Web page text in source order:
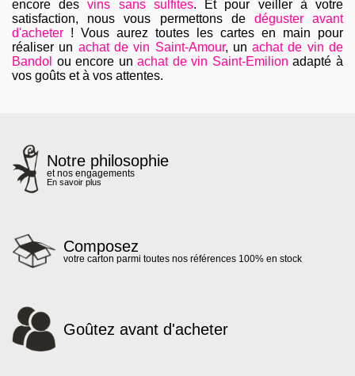
encore desvins sans sulfites. Et pour veiller à votre
satisfaction, nous vous permettons de déguster avant
d'acheter ! Vous aurez toutes les cartes en main pour
réaliser un achat de vin Saint-Amour, unachat de vin de
Bandol ou encore unachat de vin Saint-Emilion adapté à
vos goûts et à vos attentes.
Notre philosophie
et nos engagements
En savoir plus
Composez
votre carton parmi toutes nos références 100% en stock
Goûtez avant d'acheter